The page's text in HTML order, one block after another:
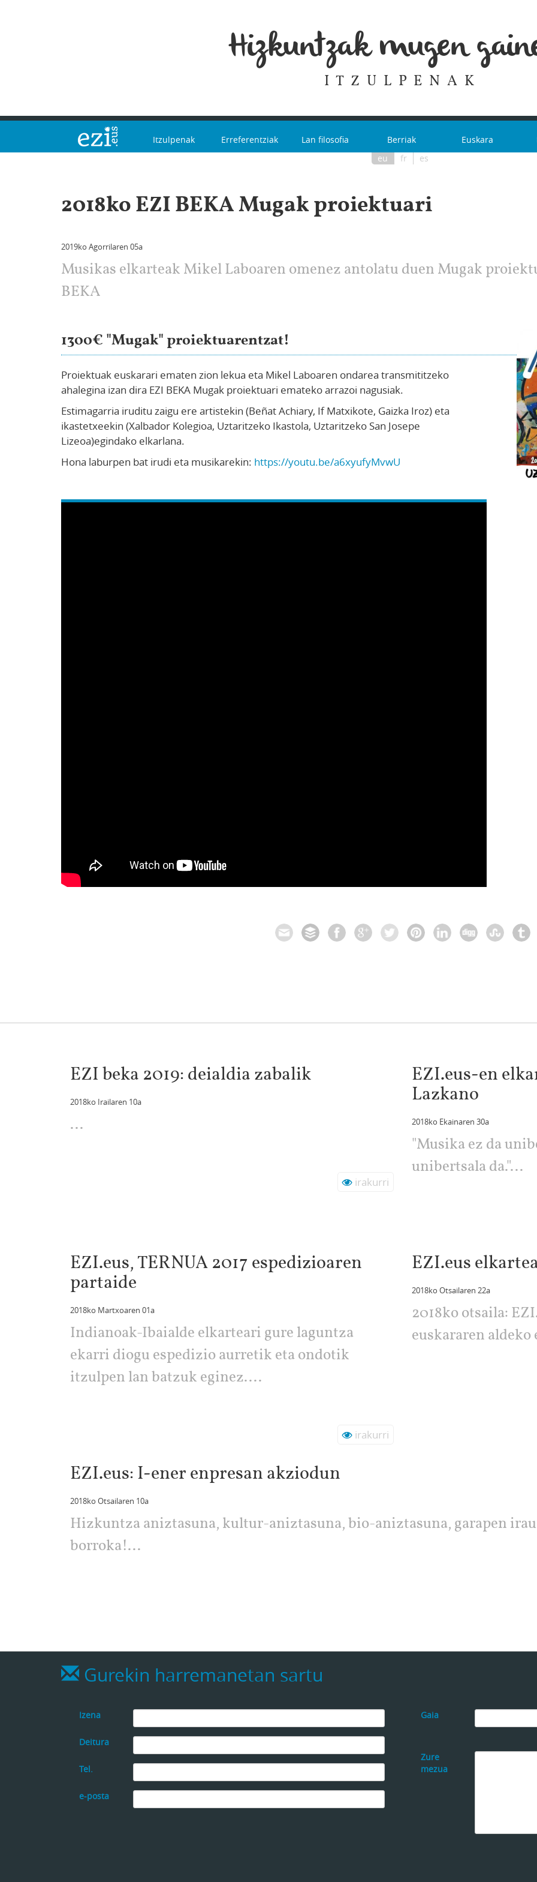
Hizkuntzak mugen
ITZULPENAK
Itzulpenak Erreferentziak Lan filosofia Berriak Euskara
eu
fr es
2018ko EZI BEKA Mugak proiektuari
2019ko Agorrilaren 05a
Musikas elkarteak Mikel Laboaren omenez antolatu duen Mugak
BEKA
1300€ "Mugak" proiektuarentzat!
Proiektuak euskarari ematen zion lekua eta Mikel Laboaren ondarea transmititzeko
ahalegina izan dira EZI BEKA Mugak proiektuari emateko arrazoi nagusiak.
Estimagarria iruditu zaigu ere artistekin (Beñat Achiary, If Matxikote, Gaizka Iroz) eta
ikastetxeekin (Xalbador Kolegioa, Uztaritzeko Ikastola, Uztaritzeko San Josepe
Lizeoa)egindako elkarlana.
Hona laburpen bat irudi eta musikarekin: https://youtu.be/a6xyufyMvwU
EZI beka 2019: deialdia zabalik
2018ko Irailaren 10a
...
irakurri
EZI.eus-en
Lazkano
2018ko Ekainaren 30a
"Musika ez da
unibertsala da."...
EZI.eus, TERNUA 2017 espedizioaren
partaide
2018ko Martxoaren 01a
Indianoak-Ibaialde elkarteari gure laguntza
ekarri diogu espedizio aurretik eta ondotik
itzulpen lan batzuk eginez....
irakurri
EZI.eus
2018ko Otsailaren 22a
2018ko otsaila:
euskararen
EZI.eus: I-ener enpresan akziodun
2018ko Otsailaren 10a
Hizkuntza aniztasuna, kultur-aniztasuna, bio-aniztasuna, garapen
borroka!...
Gurekin harremanetan sartu
Izena
Deitura
Tel.
e-posta
Gaia
Zure
mezua